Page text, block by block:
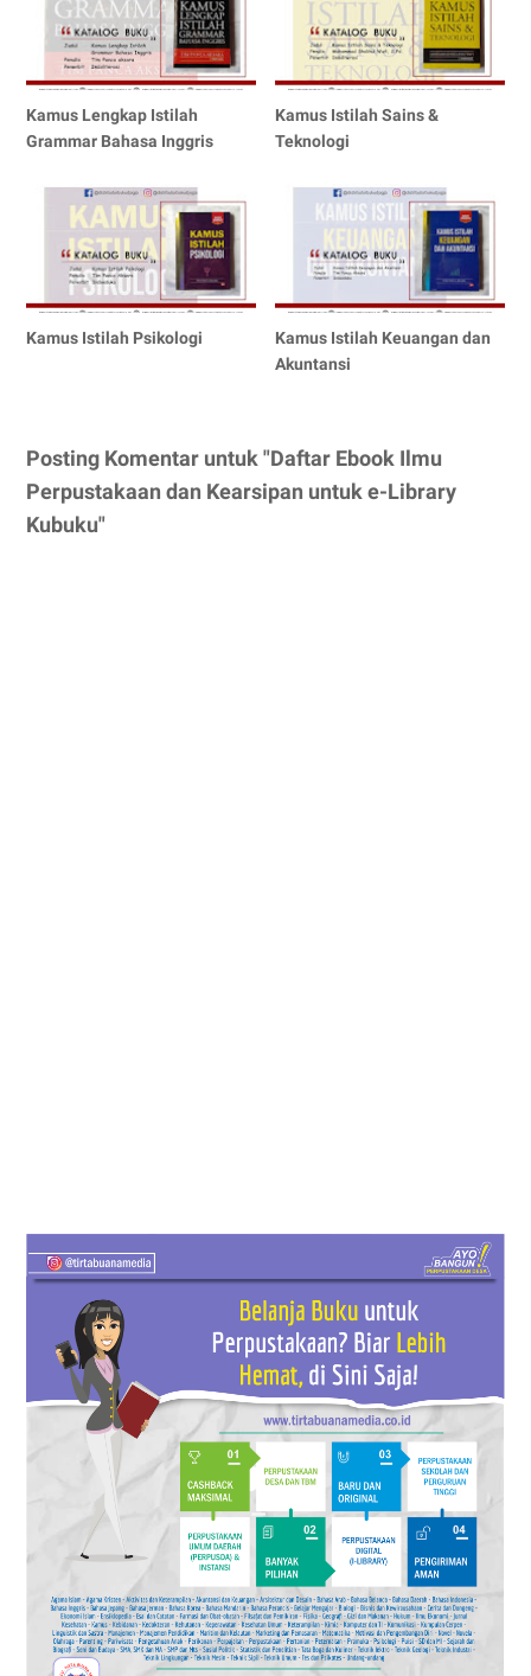
Kamus Lengkap Istilah
Grammar Bahasa Inggris
Kamus Istilah Sains &
Teknologi
Kamus Istilah Psikologi
Kamus Istilah Keuangan dan
Akuntansi
Posting Komentar untuk "Daftar Ebook Ilmu
Perpustakaan dan Kearsipan untuk e-Library
Kubuku"